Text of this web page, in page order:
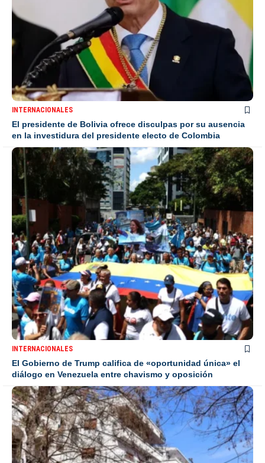
INTERNACIONALES
El presidente de Bolivia ofrece disculpas por su ausencia
en la investidura del presidente electo de Colombia
INTERNACIONALES
El Gobierno de Trump califica de «oportunidad única» el
diálogo en Venezuela entre chavismo y oposición